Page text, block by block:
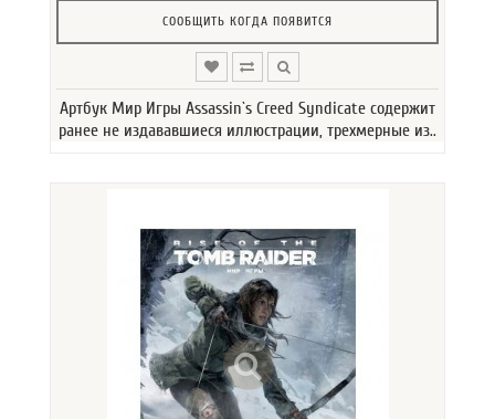
СООБЩИТЬ КОГДА ПОЯВИТСЯ
Артбук Мир Игры Assassin`s Creed Syndicate содержит
ранее не издававшиеся иллюстрации, трехмерные из..